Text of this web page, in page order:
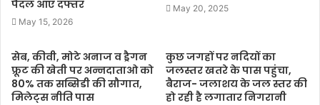
पैदल आए दफ्तर
May 15, 2026
May 20, 2025
सेब, कीवी, मोटे अनाज व ड्रैगन
फ्रूट की खेती पर अन्नदाताओ को
80% तक सब्सिडी की सौगात,
मिलेट्स नीति पास
कुछ जगहों पर नदियों का
जलस्तर खतरे के पास पहुंचा,
बैराज- जलाशय के जल स्तर की
हो रही है लगातार निगरानी